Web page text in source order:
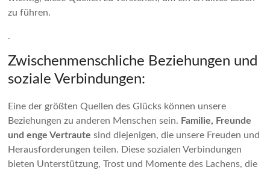
zu führen.
.
Zwischenmenschliche Beziehungen und
soziale Verbindungen:
Eine der größten Quellen des Glücks können unsere
Beziehungen zu anderen Menschen sein. Familie, Freunde
und enge Vertraute sind diejenigen, die unsere Freuden und
Herausforderungen teilen. Diese sozialen Verbindungen
bieten Unterstützung, Trost und Momente des Lachens, die